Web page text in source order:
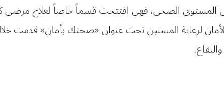
المستوى الصحي، فهي افتتحت قسماً خاصاً لعلاج
لرعاية المسنين تحت عنوان «صحتك بأمان» قدمت